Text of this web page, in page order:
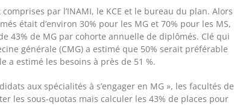
par l’INAMI, le KCE et le bureau du plan. Alors
était d’environ 30% pour les MG et 70% pour les MS,
43% de MG par cohorte annuelle de diplômés. Clé qui
générale (CMG) a estimé que 50% serait préférable
a estimé les besoins à près de 51 %.
aux spécialités à s’engager en MG », les facultés de
les sous-quotas mais calculer les 43% de places pour